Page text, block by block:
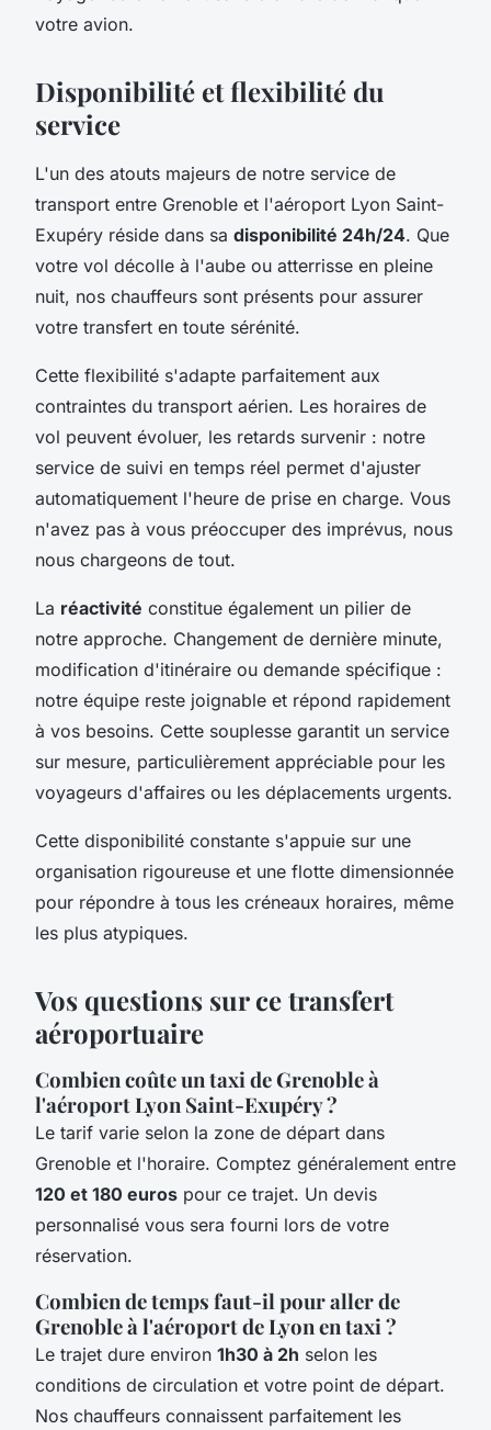
votre avion.
Disponibilité et flexibilité du
service
L'un des atouts majeurs de notre service de
transport entre Grenoble et l'aéroport Lyon Saint-
Exupéry réside dans sa disponibilité 24h/24. Que
votre vol décolle à l'aube ou atterrisse en pleine
nuit, nos chauffeurs sont présents pour assurer
votre transfert en toute sérénité.
Cette flexibilité s'adapte parfaitement aux
contraintes du transport aérien. Les horaires de
vol peuvent évoluer, les retards survenir : notre
service de suivi en temps réel permet d'ajuster
automatiquement l'heure de prise en charge. Vous
n'avez pas à vous préoccuper des imprévus, nous
nous chargeons de tout.
La réactivité constitue également un pilier de
notre approche. Changement de dernière minute,
modification d'itinéraire ou demande spécifique :
notre équipe reste joignable et répond rapidement
à vos besoins. Cette souplesse garantit un service
sur mesure, particulièrement appréciable pour les
voyageurs d'affaires ou les déplacements urgents.
Cette disponibilité constante s'appuie sur une
organisation rigoureuse et une flotte dimensionnée
pour répondre à tous les créneaux horaires, même
les plus atypiques.
Vos questions sur ce transfert
aéroportuaire
Combien coûte un taxi de Grenoble à
l'aéroport Lyon Saint-Exupéry ?
Le tarif varie selon la zone de départ dans
Grenoble et l'horaire. Comptez généralement entre
120 et 180 euros pour ce trajet. Un devis
personnalisé vous sera fourni lors de votre
réservation.
Combien de temps faut-il pour aller de
Grenoble à l'aéroport de Lyon en taxi ?
Le trajet dure environ 1h30 à 2h selon les
conditions de circulation et votre point de départ.
Nos chauffeurs connaissent parfaitement les